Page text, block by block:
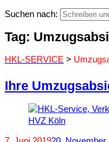
Suchen nach:
Tag:
HKL-SERVICE >
Ihre